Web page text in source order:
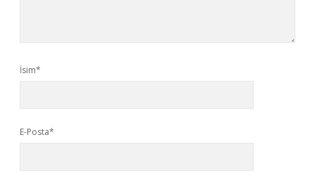
İsim*
E-Posta*